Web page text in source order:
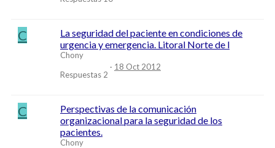
C
La seguridad del paciente en condiciones de
urgencia y emergencia. Litoral Norte de l
Chony
Respuestas 2
18 Oct 2012
C
Perspectivas de la comunicación
organizacional para la seguridad de los
pacientes.
Chony